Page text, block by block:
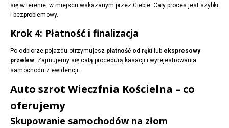
się w terenie, w miejscu wskazanym przez Ciebie. Cały proces jest szybki
i bezproblemowy.
Krok 4: Płatność i finalizacja
Po odbiorze pojazdu otrzymujesz płatność od ręki lub ekspresowy
przelew. Zajmujemy się całą procedurą kasacji i wyrejestrowania
samochodu z ewidencji.
Auto szrot Wieczfnia Kościelna – co
oferujemy
Skupowanie samochodów na złom